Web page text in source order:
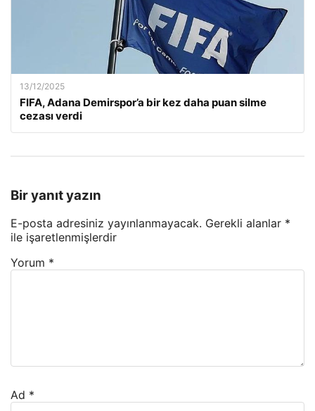
13/12/2025
FIFA, Adana Demirspor’a bir kez daha puan silme
cezası verdi
Bir yanıt yazın
E-posta adresiniz yayınlanmayacak. Gerekli alanlar *
ile işaretlenmişlerdir
Yorum *
Ad *